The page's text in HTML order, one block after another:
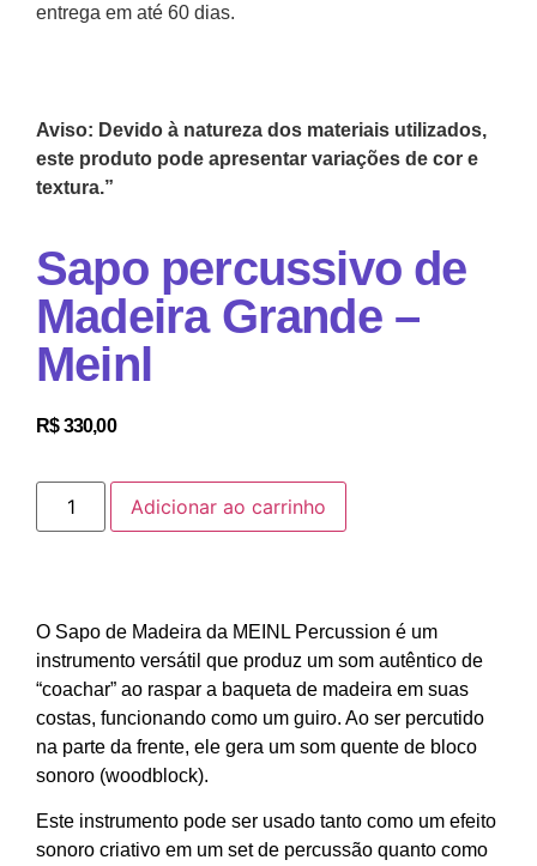
entrega em até 60 dias.
Aviso: Devido à natureza dos materiais utilizados,
este produto pode apresentar variações de cor e
textura.”
Sapo percussivo de
Madeira Grande –
Meinl
R$330,00
Adicionar ao carrinho
O Sapo de Madeira da MEINL Percussion é um
instrumento versátil que produz um som autêntico de
“coachar” ao raspar a baqueta de madeira em suas
costas, funcionando como um guiro. Ao ser percutido
na parte da frente, ele gera um som quente de bloco
sonoro (woodblock).
Este instrumento pode ser usado tanto como um efeito
sonoro criativo em um set de percussão quanto como